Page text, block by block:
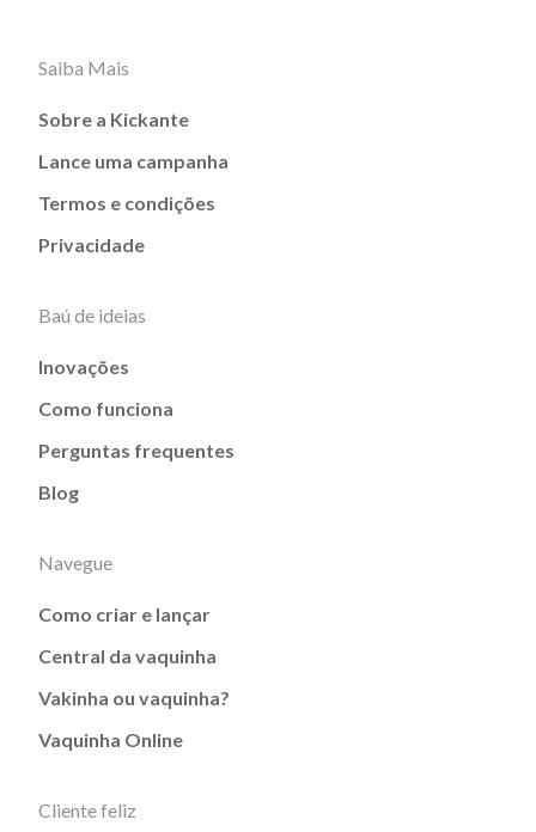
Saiba Mais
Sobre a Kickante
Lance uma campanha
Termos e condições
Privacidade
Baú de ideias
Inovações
Como funciona
Perguntas frequentes
Blog
Navegue
Como criar e lançar
Central da vaquinha
Vakinha ou vaquinha?
Vaquinha Online
Cliente feliz